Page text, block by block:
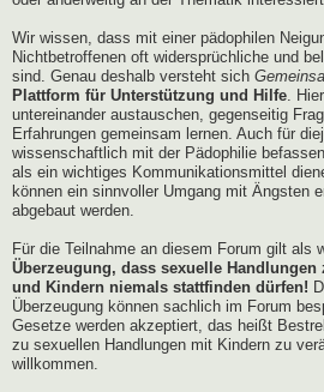
Wir wissen, dass mit einer pädophilen
Nichtbetroffenen oft widersprüchliche und
sind. Genau deshalb versteht sich
Plattform für Unterstützung und Hilfe.
untereinander austauschen, gegenseitig
Erfahrungen gemeinsam lernen. Auch für
wissenschaftlich mit der Pädophilie
als ein wichtiges Kommunikationsmittel
können ein sinnvoller Umgang mit Ängsten
abgebaut werden.
Für die Teilnahme an diesem Forum gilt als
Überzeugung, dass sexuelle Handlungen
und Kindern niemals stattfinden dürfen!
Überzeugung können sachlich im Forum
Gesetze werden akzeptiert, das heißt
zu sexuellen Handlungen mit Kindern zu
willkommen.